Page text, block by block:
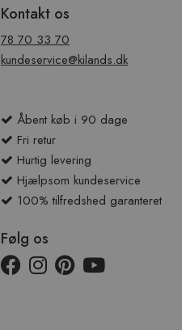
Kontakt os
78 70 33 70
kundeservice@kilands.dk
Åbent køb i 90 dage
Fri retur
Hurtig levering
Hjælpsom kundeservice
100% tilfredshed garanteret
Følg os